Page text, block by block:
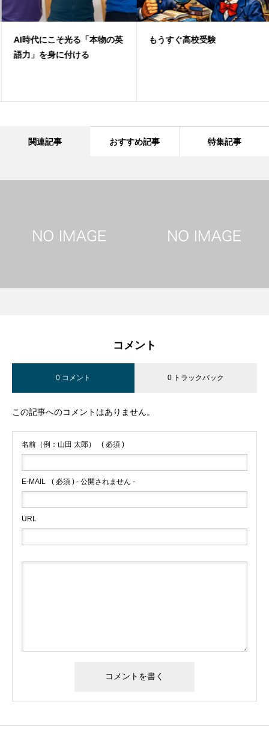
AI時代にこそ光る「本物の英
語力」を身に付ける
もうすぐ高校受験
関連記事 おすすめ記事 特集記事
コメント
0 コメント 0 トラックバック
この記事へのコメントはありません。
名前（例：山田 太郎） ( 必須 )
E-MAIL ( 必須 ) - 公開されません -
URL